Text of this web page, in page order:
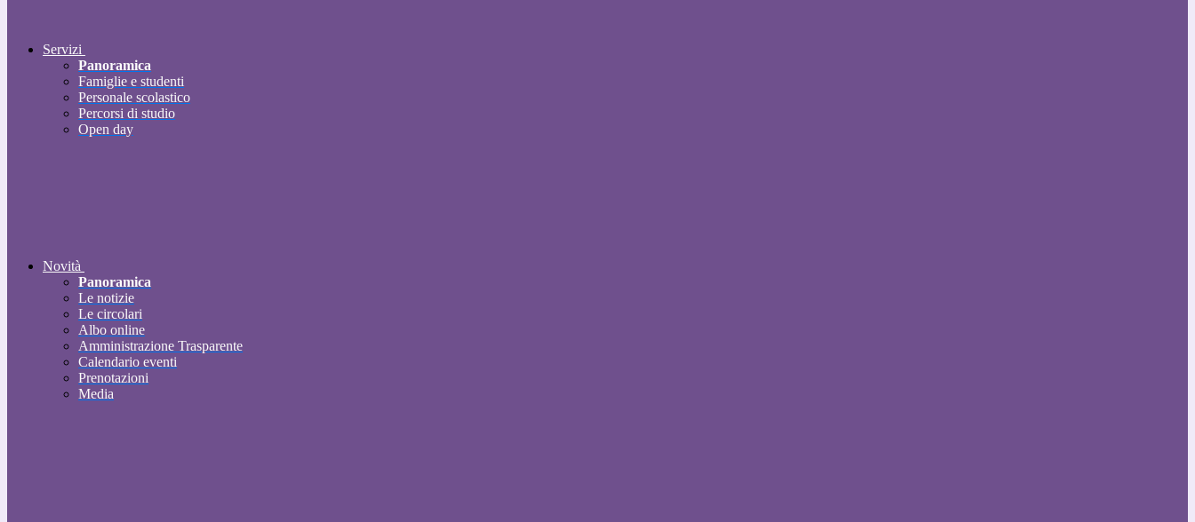
Servizi
Panoramica
Famiglie e studenti
Personale scolastico
Percorsi di studio
Open day
Novità
Panoramica
Le notizie
Le circolari
Albo online
Amministrazione Trasparente
Calendario eventi
Prenotazioni
Media